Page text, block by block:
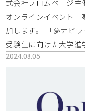
式会社フロムページ主
オンラインイベント
加します。 「夢ナビ
受験生に向けた大学
2024.08.05